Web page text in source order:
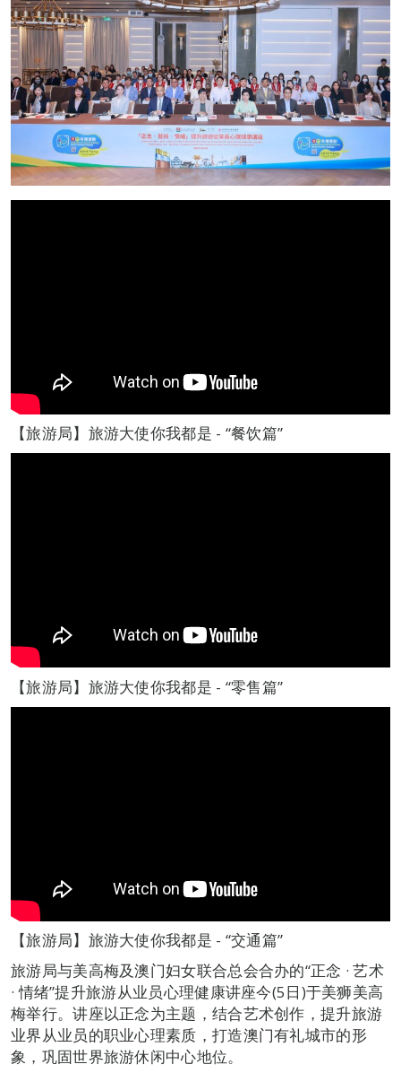
【旅游局】旅游大使你我都是 - “餐饮篇”
【旅游局】旅游大使你我都是 - “零售篇”
【旅游局】旅游大使你我都是 - “交通篇”
旅游局与美高梅及澳门妇女联合总会合办的“正念 · 艺术
· 情绪”提升旅游从业员心理健康讲座今(5日)于美狮美高
梅举行。讲座以正念为主题，结合艺术创作，提升旅游
业界从业员的职业心理素质，打造澳门有礼城市的形
象，巩固世界旅游休闲中心地位。